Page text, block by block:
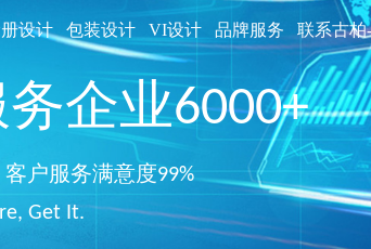
设计 包装设计 VI设计 品牌服务 联系古柏
企业6000+
户服务满意度99%
Get It.